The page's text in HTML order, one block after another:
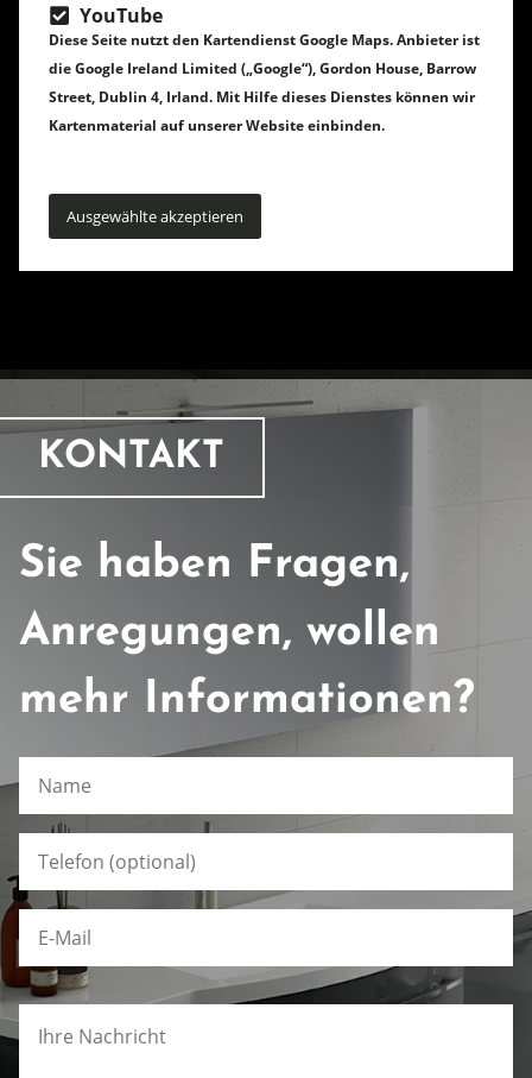
YouTube
Diese Seite nutzt den Kartendienst Google Maps. Anbieter ist
die Google Ireland Limited („Google“), Gordon House, Barrow
Street, Dublin 4, Irland. Mit Hilfe dieses Dienstes können wir
Kartenmaterial auf unserer Website einbinden.
Ausgewählte akzeptieren
KONTAKT
Sie haben Fragen,
Anregungen, wollen
mehr Informationen?